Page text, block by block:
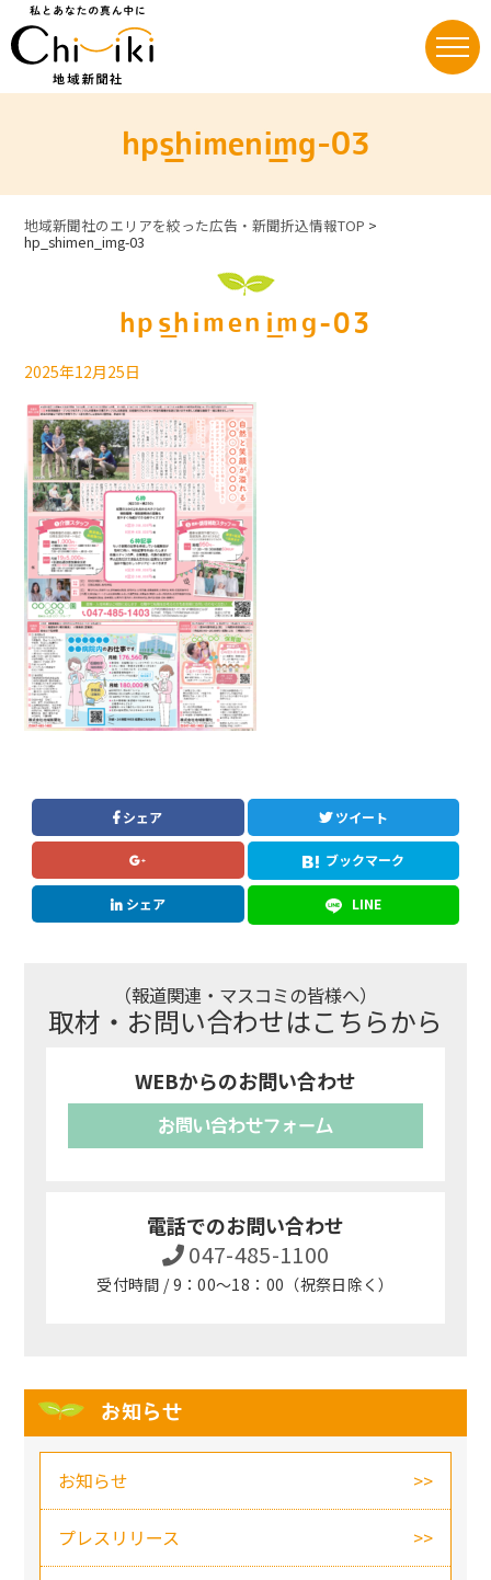
hp_shimen_img-03
地域新聞社のエリアを絞った広告・新聞折込情報TOP >
hp_shimen_img-03
hp_shimen_img-03
2025年12月25日
シェア ツイート
ブックマーク
シェア LINE
（報道関連・マスコミの皆様へ）
取材・お問い合わせはこちらから
WEBからのお問い合わせ
お問い合わせフォーム
電話でのお問い合わせ
047-485-1100
受付時間 / 9：00～18：00（祝祭日除く）
お知らせ
お知らせ
プレスリリース